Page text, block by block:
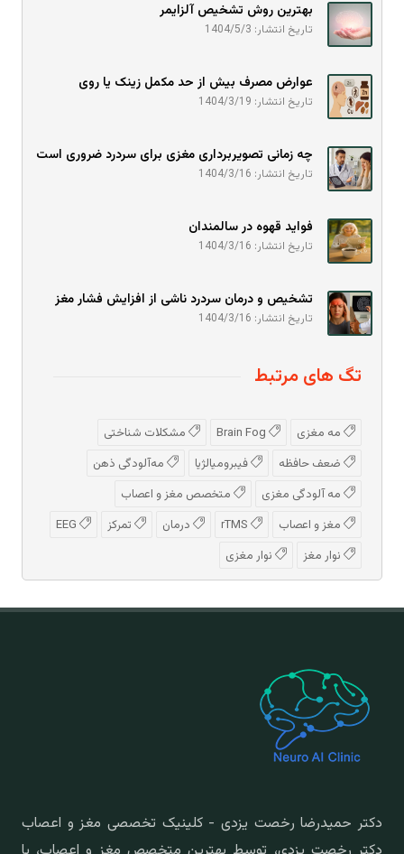
بهترین روش تشخیص آلزایمر
تاریخ انتشار: 1404/5/3
عوارض مصرف بیش از حد مکمل زینک یا روی
تاریخ انتشار: 1404/3/19
چه زمانی تصویربرداری مغزی برای سردرد ضروری است
تاریخ انتشار: 1404/3/16
فواید قهوه در سالمندان
تاریخ انتشار: 1404/3/16
تشخیص و درمان سردرد ناشی از افزایش فشار مغز
تاریخ انتشار: 1404/3/16
تگ های مرتبط
مه مغزی
مشکلات شناختی
ضعف حافظه
فیبرومیالژیا
مه‌آلودگی ذهن
مه‌ آلودگی مغزی
متخصص مغز و اعصاب
مغز و اعصاب
درمان تمرکز
نوار مغز
نوار مغزی
دکتر حمیدرضا رخصت یزدی - کلینیک تخصصی مغز و اعصاب